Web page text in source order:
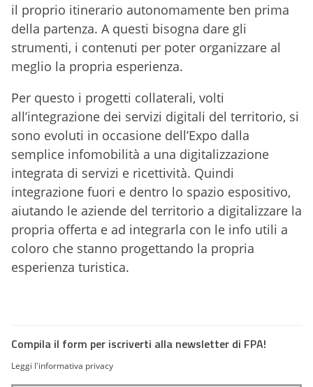
il proprio itinerario autonomamente ben prima
della partenza. A questi bisogna dare gli
strumenti, i contenuti per poter organizzare al
meglio la propria esperienza.
Per questo i progetti collaterali, volti
all’integrazione dei servizi digitali del territorio, si
sono evoluti in occasione dell’Expo dalla
semplice infomobilità a una digitalizzazione
integrata di servizi e ricettività. Quindi
integrazione fuori e dentro lo spazio espositivo,
aiutando le aziende del territorio a digitalizzare la
propria offerta e ad integrarla con le info utili a
coloro che stanno progettando la propria
esperienza turistica.
Compila il form per iscriverti alla newsletter di FPA!
Leggi l'informativa privacy